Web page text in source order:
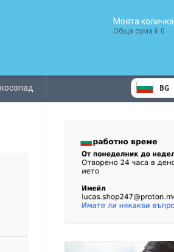
Моята количка
Обща сума ₣ 0
BG